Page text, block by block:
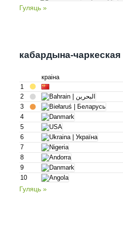
Гуляць »
кабардына-чаркеская
краіна
1
2
3
4
5
6
7
8
9
10
Гуляць »